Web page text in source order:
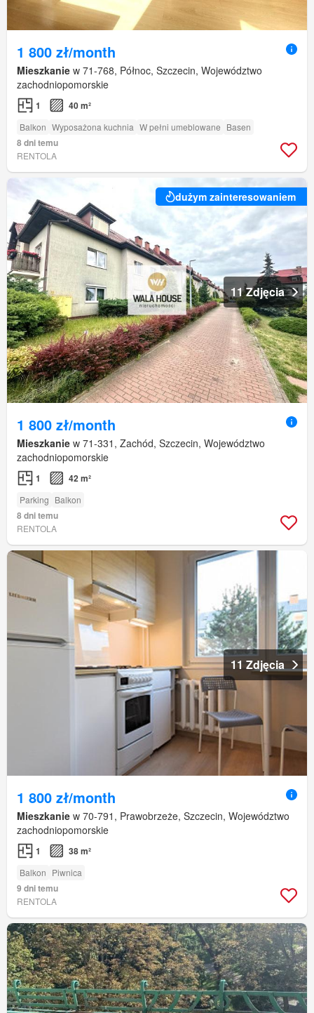
1 800 zł/month
Mieszkanie w 71-768, Północ, Szczecin, Województwo
zachodniopomorskie
1 40 m²
Balkon Wyposażona kuchnia W pełni umeblowane Basen
8 dni temu
RENTOLA
dużym zainteresowaniem
11 Zdjęcia
1 800 zł/month
Mieszkanie w 71-331, Zachód, Szczecin, Województwo
zachodniopomorskie
1 42 m²
Parking Balkon
8 dni temu
RENTOLA
11 Zdjęcia
1 800 zł/month
Mieszkanie w 70-791, Prawobrzeże, Szczecin, Województwo
zachodniopomorskie
1 38 m²
Balkon Piwnica
9 dni temu
RENTOLA